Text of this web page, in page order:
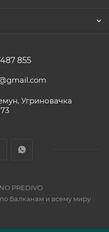
855
Угриновачка
PREDIVO
Балканам и всему миру